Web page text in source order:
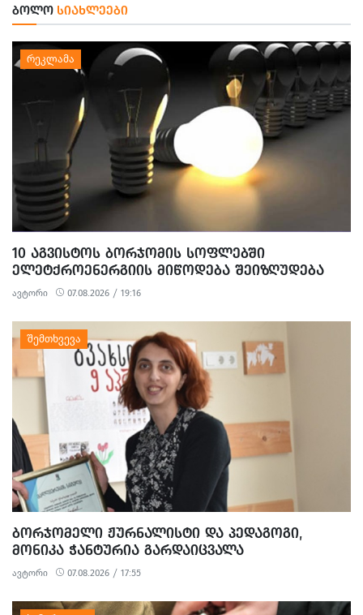
ᲑᲝᲚᲝ ᲡᲘᲐᲮᲚᲔᲔᲑᲘ
10 ᲐᲒᲕᲘᲡᲢᲝᲡ ᲑᲝᲠᲯᲝᲛᲘᲡ ᲡᲝᲤᲚᲔᲑᲨᲘ
ᲔᲚᲔᲢᲥᲠᲝᲔᲜᲔᲠᲒᲘᲘᲡ ᲛᲘᲬᲝᲓᲔᲑᲐ ᲨᲔᲘᲖᲦᲣᲓᲔᲑᲐ
ავტორი 07.08.2026 / 19:16
ᲑᲝᲠᲯᲝᲛᲔᲚᲘ ᲟᲣᲠᲜᲐᲚᲘᲡᲢᲘ ᲓᲐ ᲞᲔᲓᲐᲒᲝᲒᲘ,
ᲛᲝᲜᲘᲙᲐ ᲭᲐᲜᲢᲣᲠᲘᲐ ᲒᲐᲠᲓᲐᲘᲪᲕᲐᲚᲐ
ავტორი 07.08.2026 / 17:55